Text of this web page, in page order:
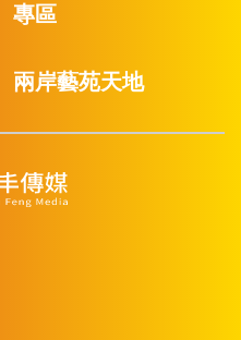
專區
兩岸藝苑天地